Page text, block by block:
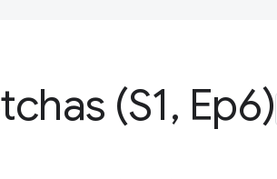
(S1, Ep6)